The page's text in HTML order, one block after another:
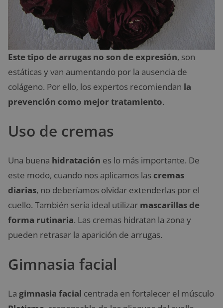
Este tipo de arrugas no son de expresión, son
estáticas y van aumentando por la ausencia de
colágeno. Por ello, los expertos recomiendan la
prevención como mejor tratamiento.
Uso de cremas
Una buena hidratación es lo más importante. De
este modo, cuando nos aplicamos las cremas
diarias, no deberíamos olvidar extenderlas por el
cuello. También sería ideal utilizar mascarillas de
forma rutinaria. Las cremas hidratan la zona y
pueden retrasar la aparición de arrugas.
Gimnasia facial
La gimnasia facial centrada en fortalecer el músculo